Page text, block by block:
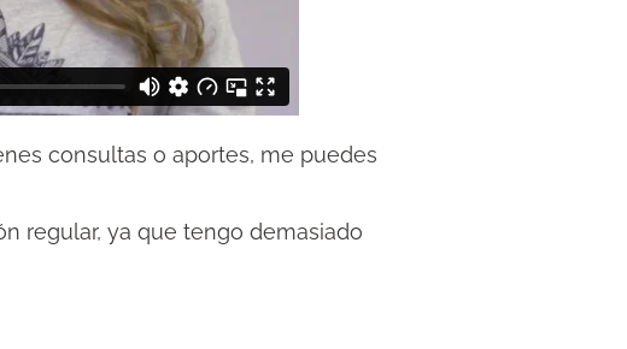
consultas o aportes, me puedes
regular, ya que tengo demasiado